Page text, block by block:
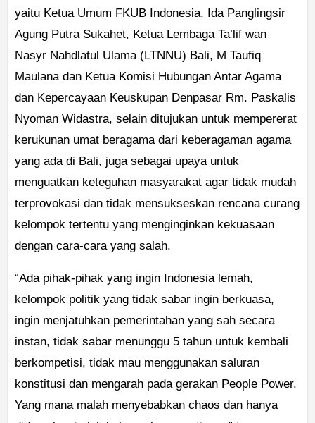
yaitu Ketua Umum FKUB Indonesia, Ida Panglingsir
Agung Putra Sukahet, Ketua Lembaga Ta’lif wan
Nasyr Nahdlatul Ulama (LTNNU) Bali, M Taufiq
Maulana dan Ketua Komisi Hubungan Antar Agama
dan Kepercayaan Keuskupan Denpasar Rm. Paskalis
Nyoman Widastra, selain ditujukan untuk mempererat
kerukunan umat beragama dari keberagaman agama
yang ada di Bali, juga sebagai upaya untuk
menguatkan keteguhan masyarakat agar tidak mudah
terprovokasi dan tidak mensukseskan rencana curang
kelompok tertentu yang menginginkan kekuasaan
dengan cara-cara yang salah.
“Ada pihak-pihak yang ingin Indonesia lemah,
kelompok politik yang tidak sabar ingin berkuasa,
ingin menjatuhkan pemerintahan yang sah secara
instan, tidak sabar menunggu 5 tahun untuk kembali
berkompetisi, tidak mau menggunakan saluran
konstitusi dan mengarah pada gerakan People Power.
Yang mana malah menyebabkan chaos dan hanya